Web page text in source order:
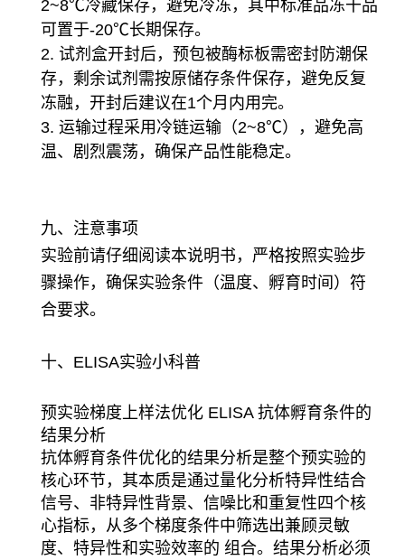
2~8℃冷藏保存，避免冷冻，其中标准品冻干品
可置于-20℃长期保存。
2. 试剂盒开封后，预包被酶标板需密封防潮保
存，剩余试剂需按原储存条件保存，避免反复
冻融，开封后建议在1个月内用完。
3. 运输过程采用冷链运输（2~8℃），避免高
温、剧烈震荡，确保产品性能稳定。
九、注意事项
实验前请仔细阅读本说明书，严格按照实验步
骤操作，确保实验条件（温度、孵育时间）符
合要求。
十、ELISA实验小科普
预实验梯度上样法优化 ELISA 抗体孵育条件的
结果分析
抗体孵育条件优化的结果分析是整个预实验的
核心环节，其本质是通过量化分析特异性结合
信号、非特异性背景、信噪比和重复性四个核
心指标，从多个梯度条件中筛选出兼顾灵敏
度、特异性和实验效率的 组合。结果分析必须